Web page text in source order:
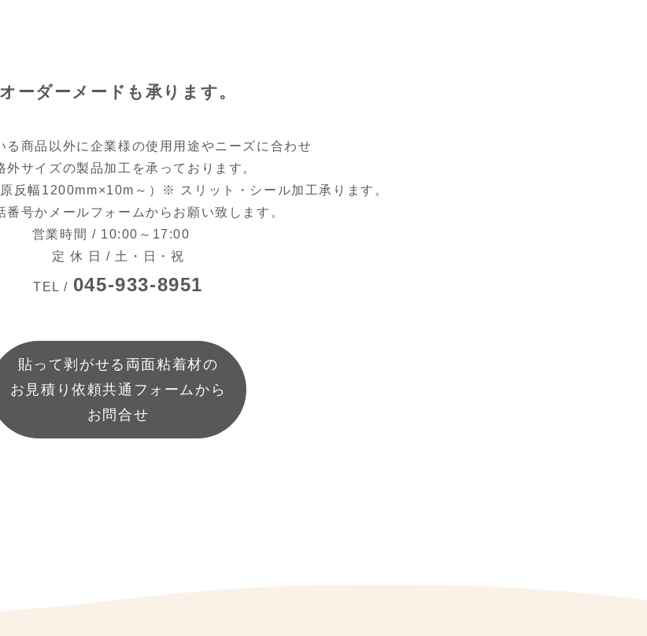
オーダーメードも承ります。
る商品以外に企業様の使用用途やニーズに合わせ
外サイズの製品加工を承っております。
反幅1200mm×10m～）※ スリット・シール加工承ります。
番号かメールフォームからお願い致します。
営業時間 / 10:00～17:00
定 休 日 / 土・日・祝
TEL / 045-933-8951
貼って剥がせる両面粘着材の
お見積り依頼共通フォームから
お問合せ